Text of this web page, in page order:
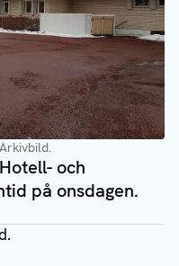
och
på onsdagen.